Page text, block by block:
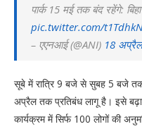
पार्क 15 मई तक बंद रहेंगे:
pic.twitter.com/
– एएनआई (@ANI) 18
सूबे में रात्रि 9 बजे से सुबह 5 बजे तक
अप्रैल तक प्रतिबंध लागू है। इसे
कार्यक्रम में सिर्फ 100 लोगों की